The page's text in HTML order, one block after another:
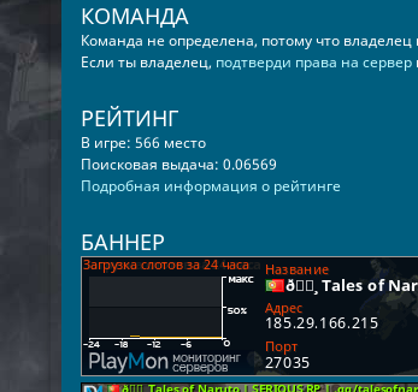
КОМАНДА
Команда не определена, потому что владелец
Если ты владелец, подтверди права на сервер
РЕЙТИНГ
В игре: 566 место
Поисковая выдача: 0.06569
Подробная информация о рейтинге
БАННЕР